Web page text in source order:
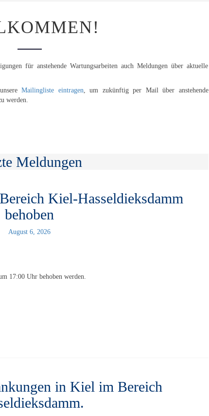
für anstehende Wartungsarbeiten auch Meldungen über aktuelle
Mailingliste eintragen, um zukünftig per Mail über anstehende
werden.
Meldungen
Kiel-Hasseldieksdamm
behoben
August 6, 2026
17:00 Uhr behoben werden.
in Kiel im Bereich